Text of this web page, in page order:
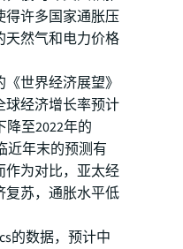
得许多国家通胀压
天然气和电力价格
世界经济展望》
球经济增长率预计
降至2022年的
近年末的预测有
作为对比，亚太经
复苏，通胀水平低
的数据，预计中